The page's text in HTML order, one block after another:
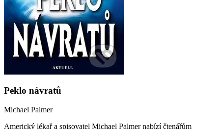
Peklo návratů
Michael Palmer
Americký lékař a spisovatel Michael Palmer nabízí čtenářům